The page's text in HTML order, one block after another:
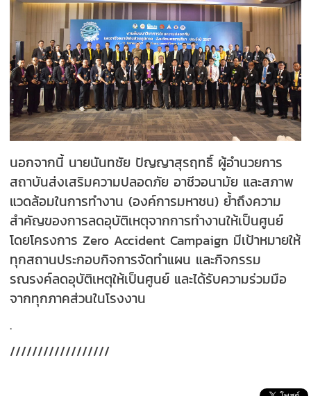
นอกจากนี้ นายนันทชัย ปัญญาสุรฤทธิ์ ผู้อำนวยการ
สถาบันส่งเสริมความปลอดภัย อาชีวอนามัย และสภาพ
แวดล้อมในการทำงาน (องค์การมหาชน) ย้ำถึงความ
สำคัญของการลดอุบัติเหตุจากการทำงานให้เป็นศูนย์
โดยโครงการ Zero Accident Campaign มีเป้าหมายให้
ทุกสถานประกอบกิจการจัดทำแผน และกิจกรรม
รณรงค์ลดอุบัติเหตุให้เป็นศูนย์ และได้รับความร่วมมือ
จากทุกภาคส่วนในโรงงาน
.
//////////////////